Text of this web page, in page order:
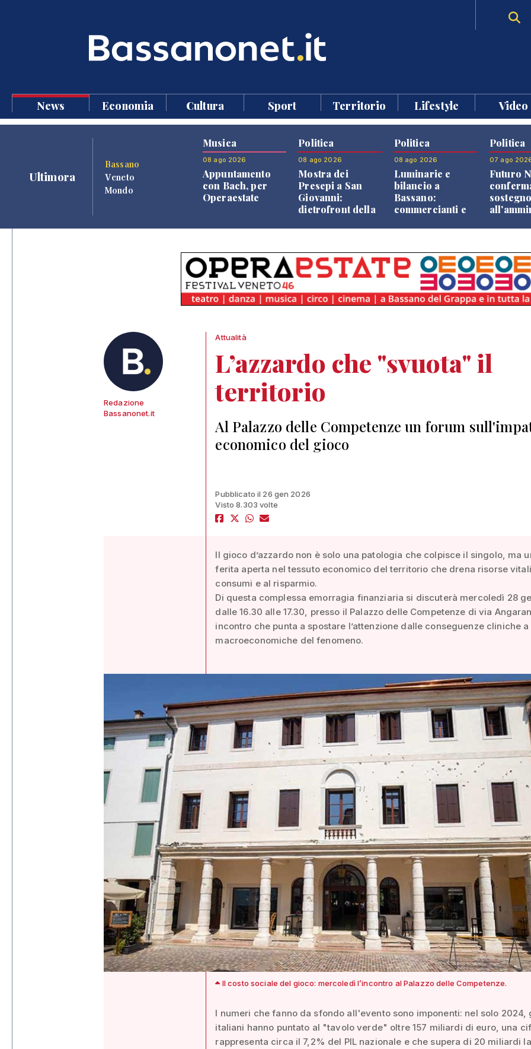
News Economia Cultura Sport Territorio Lifestyle Video
Ultimora
Bassano
Veneto
Mondo
Musica
08 ago 2026
Appuntamento
con Bach, per
Operaestate
Politica
08 ago 2026
Mostra dei
Presepi a San
Giovanni:
dietrofront della
Politica
08 ago 2026
Luminarie e
bilancio a
Bassano:
commercianti e
Politica
07 ago
Futuro
Redazione
Bassanonet.it
Attualità
L’azzardo che "svuota" il
territorio
Al Palazzo delle Competenze un forum
economico del gioco
Pubblicato il 26 gen 2026
Visto 8.303 volte
Il gioco d’azzardo non è solo una patologia che colpisce il singolo, ma
ferita aperta nel tessuto economico del territorio che drena risorse
consumi e al risparmio.
Di questa complessa emorragia finanziaria si discuterà mercoledì 28
dalle 16.30 alle 17.30, presso il Palazzo delle Competenze di via
incontro che punta a spostare l’attenzione dalle conseguenze cliniche
macroeconomiche del fenomeno.
Il costo sociale del gioco: mercoledì l’incontro al Palazzo delle Competenze.
I numeri che fanno da sfondo all'evento sono imponenti: nel solo 2024,
italiani hanno puntato al "tavolo verde" oltre 157 miliardi di euro, una
rappresenta circa il 7,2% del PIL nazionale e che supera di 20 miliardi